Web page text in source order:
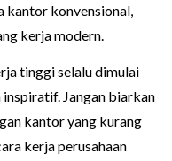
kantor konvensional,
kerja modern.
tinggi selalu dimulai
Jangan biarkan
kantor yang kurang
kerja perusahaan